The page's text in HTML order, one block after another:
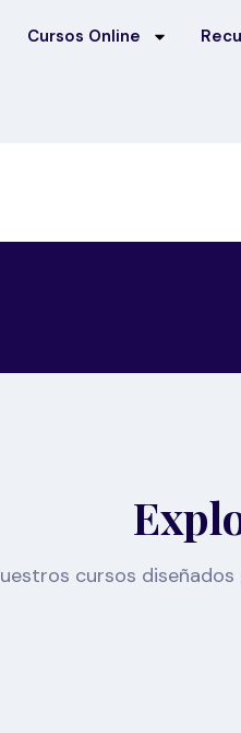
Cursos Online
cursos